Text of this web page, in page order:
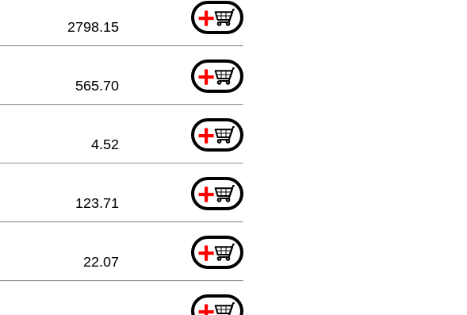
+
2798.15
+
565.70
+
4.52
+
123.71
+
22.07